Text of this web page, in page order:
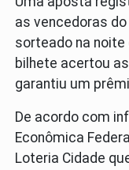
as vencedoras
sorteado na
bilhete acertou
garantiu um
De acordo com
Econômica
Loteria Cidade